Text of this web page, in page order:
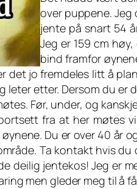
over puppene. Jeg
jente på snart 54
Jeg er 159 cm
bind framfor
det jo fremdeles litt å
leter etter. Dersom du
Før, under, og
fra at her møtes
Du er over 40 år
Ta kontakt hvis
deilig jentekos! Jeg er
men gleder meg til å